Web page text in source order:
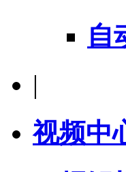
自
|
视频中